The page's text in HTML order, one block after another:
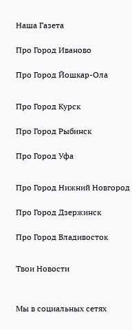
Наша Газета
Про Город Иваново
Про Город Йошкар-Ола
Про Город Курск
Про Город Рыбинск
Про Город Уфа
Про Город Нижний Новгород
Про Город Дзержинск
Про Город Владивосток
Твои Новости
Мы в социальных сетях